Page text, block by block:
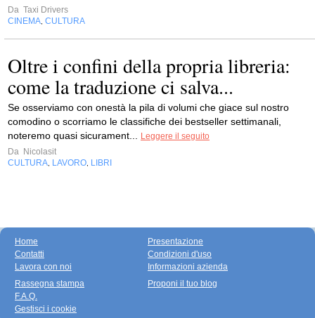
Da Taxi Drivers
CINEMA CULTURA
Oltre i confini della propria libreria:
come la traduzione ci salva...
Se osserviamo con onestà la pila di volumi che giace sul nostro
comodino o scorriamo le classifiche dei bestseller settimanali,
noteremo quasi sicurament...
Leggere il seguito
Da Nicolasit
CULTURA LAVORO LIBRI
Home
Contatti
Lavora con noi
Presentazione
Condizioni d'uso
Informazioni azienda
Rassegna stampa
F.A.Q.
Gestisci i cookie
Proponi il tuo blog